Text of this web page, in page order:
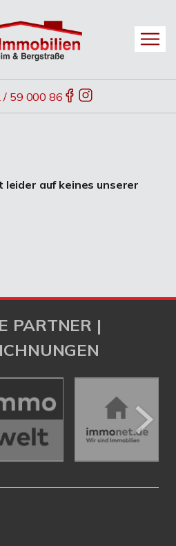
/ 59 000 86
leider auf keines unserer
PARTNER |